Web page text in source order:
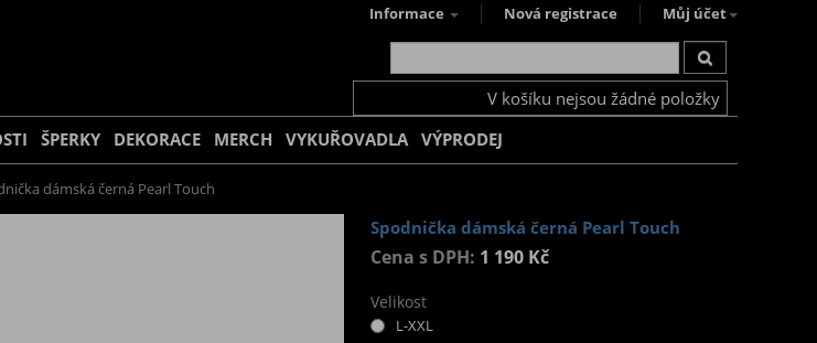
Informace Nová registrace Můj účet
V košíku nejsou žádné položky
ŠPERKY DEKORACE MERCH VYKUŘOVADLA VÝPRODEJ
dámská černá Pearl Touch
Spodnička dámská černá Pearl Touch
Cena s DPH: 1 190 Kč
Velikost
L-XXL